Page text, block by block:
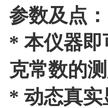
参数及点：
* 本仪器即
克常数的
* 动态真实